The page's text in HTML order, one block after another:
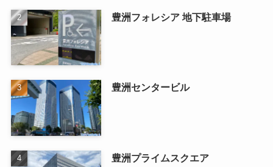
豊洲フォレシア 地下駐車場
豊洲センタービル
豊洲プライムスクエア